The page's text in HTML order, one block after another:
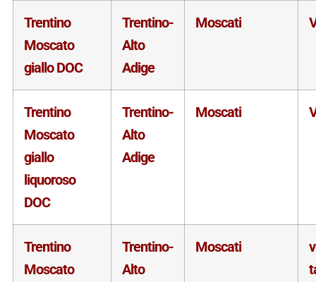
Trentino
Moscato
giallo DOC
Trentino-
Alto
Adige
Moscati
Trentino
Moscato
giallo
liquoroso
DOC
Trentino-
Alto
Adige
Moscati
Trentino
Moscato
Trentino-
Alto
Moscati